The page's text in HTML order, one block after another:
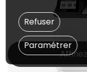
Paramétrer
Refuser